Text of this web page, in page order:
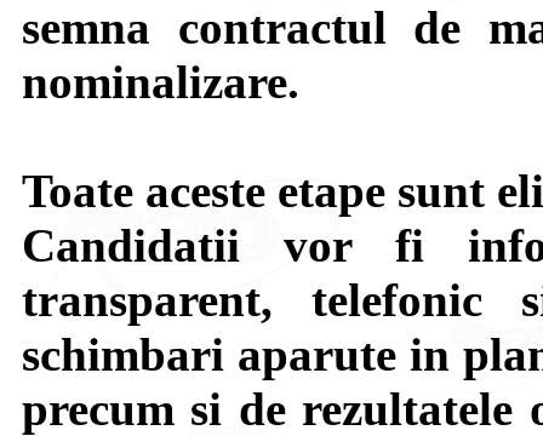
semna contractul de
nominalizare.
Toate aceste etape sunt
Candidatii vor fi
transparent, telefonic
schimbari aparute in
precum si de rezultatele